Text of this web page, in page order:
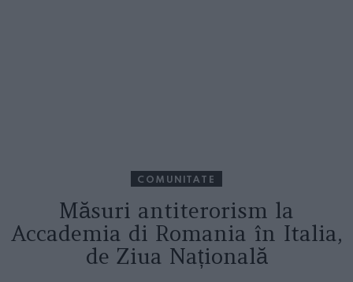
COMUNITATE
Măsuri antiterorism la
Accademia di Romania în Italia,
de Ziua Națională